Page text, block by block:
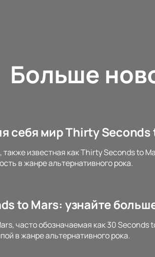
Больше
себя мир Thirty Seconds
также известная как Thirty Seconds to
в жанре альтернативного рока.
to Mars: узнайте
часто обозначаемая как 30
в жанре альтернативного рока.